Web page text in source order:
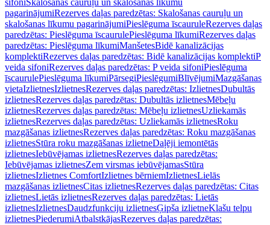
sifoniSkalošanas cauruļu un skalošanas līkumu
pagarinājumiRezerves daļas paredzētas: Skalošanas cauruļu un
skalošanas līkumu pagarinājumiPieslēguma īscauruleRezerves daļas
paredzētas: Pieslēguma īscaurulePieslēguma līkumiRezerves daļas
paredzētas: Pieslēguma līkumiManšetesBidē kanalizācijas
komplektiRezerves daļas paredzētas: Bidē kanalizācijas komplektiP
veida sifoniRezerves daļas paredzētas: P veida sifoniPieslēguma
īscaurulePieslēguma līkumiPārsegiPieslēgumiBlīvējumiMazgāšanas
vietaIzlietnesIzlietnesRezerves daļas paredzētas: IzlietnesDubultās
izlietnesRezerves daļas paredzētas: Dubultās izlietnesMēbeļu
izlietnesRezerves daļas paredzētas: Mēbeļu izlietnesUzliekamās
izlietnesRezerves daļas paredzētas: Uzliekamās izlietnesRoku
mazgāšanas izlietnesRezerves daļas paredzētas: Roku mazgāšanas
izlietnesStūra roku mazgāšanas izlietneDaļēji iemontētās
izlietnesIebūvējamas izlietnesRezerves daļas paredzētas:
Iebūvējamas izlietnesZem virsmas iebūvējamasStūra
izlietnesIzlietnes ComfortIzlietnes bērniemIzlietnesLielās
mazgāšanas izlietnesCitas izlietnesRezerves daļas paredzētas: Citas
izlietnesLietās izlietnesRezerves daļas paredzētas: Lietās
izlietnesIzlietnesDaudzfunkciju izlietnesĢipša izlietneKlašu telpu
izlietnesPiederumiAtbalstkājasRezerves daļas paredzētas: